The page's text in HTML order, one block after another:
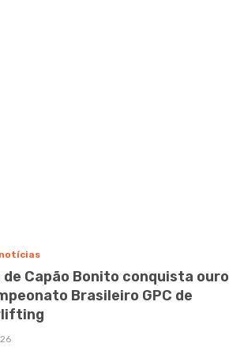
Capão Bonito conquista ouro
Brasileiro GPC de